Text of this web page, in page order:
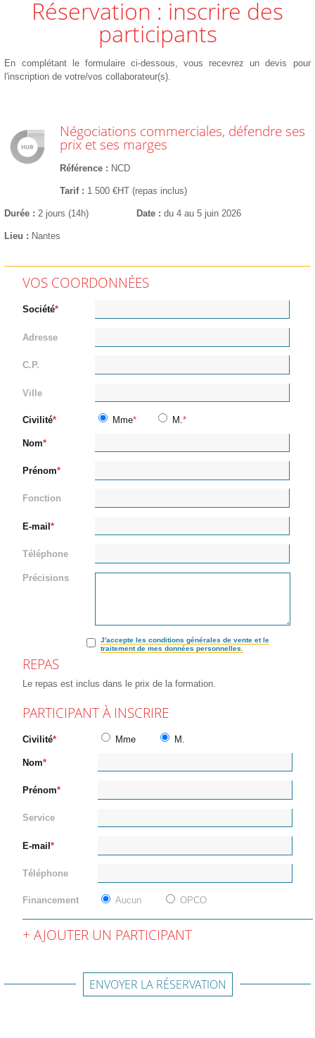
Réservation : inscrire des
participants
En complétant le formulaire ci-dessous, vous recevrez un devis pour
l'inscription de votre/vos collaborateur(s).
Négociations commerciales, défendre ses
prix et ses marges
Référence NCD
Tarif 1 500 €HT (repas inclus)
Durée 2 jours (14h) Date du 4 au 5 juin 2026
Lieu Nantes
VOS COORDONNÉES
Société
Adresse
C.P.
Ville
Civilité Mme M.
Nom
Prénom
Fonction
E-mail
Téléphone
Précisions
J'accepte les conditions générales de vente et le
traitement de mes données personnelles.
REPAS
Le repas est inclus dans le prix de la formation.
PARTICIPANT À INSCRIRE
Civilité Mme M.
Nom
Prénom
Service
E-mail
Téléphone
Financement Aucun OPCO
AJOUTER UN PARTICIPANT
ENVOYER LA RÉSERVATION